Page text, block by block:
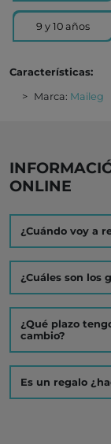
9 y 10 años
Características:
Marca: Maileg
ONLINE
¿Cuándo voy a
¿Cuáles son los
¿Qué plazo
cambio?
Es un regalo